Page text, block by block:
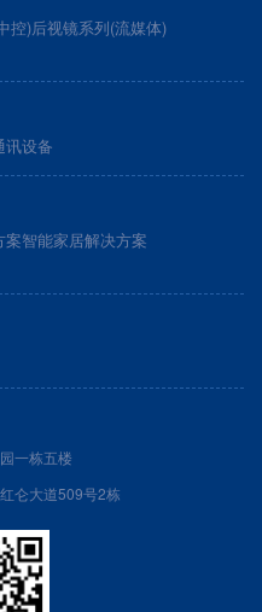
控)后视镜系列(流媒体)
讯设备
案智能家居解决方案
一栋五楼
仑大道509号2栋